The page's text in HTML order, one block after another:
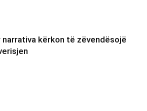
narrativa kërkon të zëvendësojë